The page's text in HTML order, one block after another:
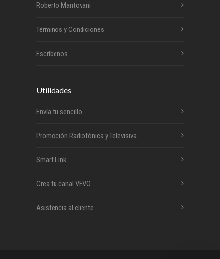
Roberto Mantovani
Términos y Condiciones
Escríbenos
Utilidades
Envía tu sencillo
Promoción Radiofónica y Televisiva
Smart Link
Crea tu canal VEVO
Asistencia al cliente